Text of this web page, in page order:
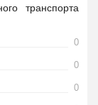
транспорта
0
0
0